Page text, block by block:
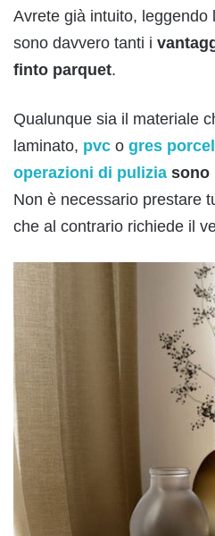
Avrete già intuito, leggendo
sono davvero tanti i
finto parquet.
Qualunque sia il materiale
laminato, pvc o gres
operazioni di pulizia sono
Non è necessario prestare
che al contrario richiede il